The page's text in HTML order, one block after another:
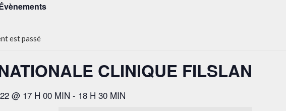
est passé
CLINIQUE FILSLAN
@ 17 H 00 MIN - 18 H 30 MIN